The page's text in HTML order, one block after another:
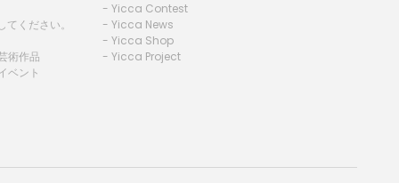
ください。
術作品
ベント
- Yicca Contest
- Yicca News
- Yicca Shop
- Yicca Project